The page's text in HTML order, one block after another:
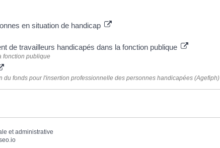
en situation de handicap
de travailleurs handicapés dans la fonction publique
fonction publique
du fonds pour l'insertion professionnelle des personnes handicapées (Agefiph)
et administrative